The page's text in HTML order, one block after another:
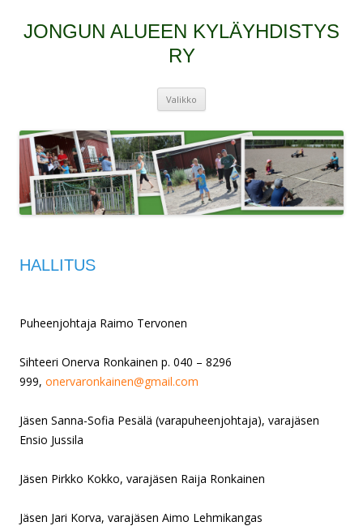
JONGUN ALUEEN KYLÄYHDISTYS
RY
Valikko
HALLITUS
Puheenjohtaja Raimo Tervonen
Sihteeri Onerva Ronkainen p. 040 – 8296
999, onervaronkainen@gmail.com
Jäsen Sanna-Sofia Pesälä (varapuheenjohtaja), varajäsen
Ensio Jussila
Jäsen Pirkko Kokko, varajäsen Raija Ronkainen
Jäsen Jari Korva, varajäsen Aimo Lehmikangas